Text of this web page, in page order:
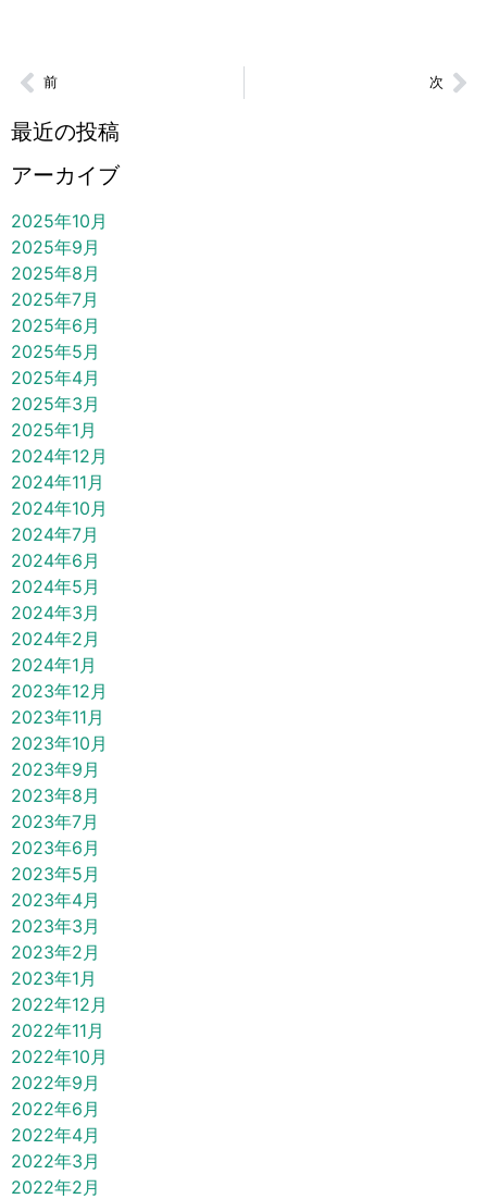
前 次
最近の投稿
アーカイブ
2025年10月
2025年9月
2025年8月
2025年7月
2025年6月
2025年5月
2025年4月
2025年3月
2025年1月
2024年12月
2024年11月
2024年10月
2024年7月
2024年6月
2024年5月
2024年3月
2024年2月
2024年1月
2023年12月
2023年11月
2023年10月
2023年9月
2023年8月
2023年7月
2023年6月
2023年5月
2023年4月
2023年3月
2023年2月
2023年1月
2022年12月
2022年11月
2022年10月
2022年9月
2022年6月
2022年4月
2022年3月
2022年2月